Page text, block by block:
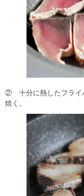
② 十分に熱したフライ
焼く。